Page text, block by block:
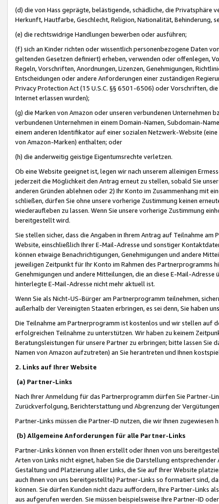
(d) die von Hass geprägte, belästigende, schädliche, die Privatsphäre
Herkunft, Hautfarbe, Geschlecht, Religion, Nationalität, Behinderung,
(e) die rechtswidrige Handlungen bewerben oder ausführen;
(f) sich an Kinder richten oder wissentlich personenbezogene Daten
geltenden Gesetzen definiert) erheben, verwenden oder offenlegen,
Regeln, Vorschriften, Anordnungen, Lizenzen, Genehmigungen,
Entscheidungen oder andere Anforderungen einer zuständigen
Privacy Protection Act (15 U.S.C. §§ 6501-6506) oder Vorschriften,
Internet erlassen wurden);
(g) die Marken von Amazon oder unseren verbundenen Unternehmen
verbundenen Unternehmen in einem Domain-Namen, Subdomain-
einem anderen Identifikator auf einer sozialen Netzwerk-Website
von Amazon-Marken) enthalten; oder
(h) die anderweitig geistige Eigentumsrechte verletzen.
Ob eine Website geeignet ist, legen wir nach unserem alleinigen
jederzeit die Möglichkeit den Antrag erneut zu stellen, sobald Sie
anderen Gründen ablehnen oder 2) Ihr Konto im Zusammenhang mit
schließen, dürfen Sie ohne unsere vorherige Zustimmung keinen
wiederaufleben zu lassen. Wenn Sie unsere vorherige Zustimmung
bereitgestellt wird.
Sie stellen sicher, dass die Angaben in Ihrem Antrag auf Teilnahme
Website, einschließlich Ihrer E-Mail-Adresse und sonstiger
können etwaige Benachrichtigungen, Genehmigungen und andere
jeweiligen Zeitpunkt für Ihr Konto im Rahmen des Partnerprogramms
Genehmigungen und andere Mitteilungen, die an diese E-Mail-
hinterlegte E-Mail-Adresse nicht mehr aktuell ist.
Wenn Sie als Nicht-US-Bürger am Partnerprogramm teilnehmen,
außerhalb der Vereinigten Staaten erbringen, es sei denn, Sie haben
Die Teilnahme am Partnerprogramm ist kostenlos und wir stellen auf
erfolgreichen Teilnahme zu unterstützen. Wir haben zu keinem
Beratungsleistungen für unsere Partner zu erbringen; bitte lassen Sie
Namen von Amazon aufzutreten) an Sie herantreten und Ihnen
2. Links auf Ihrer Website
(a) Partner-Links
Nach Ihrer Anmeldung für das Partnerprogramm dürfen Sie Partner-
Zurückverfolgung, Berichterstattung und Abgrenzung der
Partner-Links müssen die Partner-ID nutzen, die wir Ihnen zugewiesen
(b) Allgemeine Anforderungen für alle Partner-Links
Partner-Links können von Ihnen erstellt oder Ihnen von uns
Arten von Links nicht eignet, haben Sie die Darstellung
Gestaltung und Platzierung aller Links, die Sie auf Ihrer Website
auch Ihnen von uns bereitgestellte) Partner-Links so formatiert sind,
können. Sie dürfen Kunden nicht dazu auffordern, Ihre Partner-Links
aus aufgerufen werden. Sie müssen beispielsweise Ihre Partner-ID